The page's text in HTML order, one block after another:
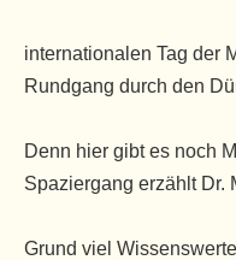
internationalen Tag der
Rundgang durch den
Denn hier gibt es noch
Spaziergang erzählt Dr.
Grund viel